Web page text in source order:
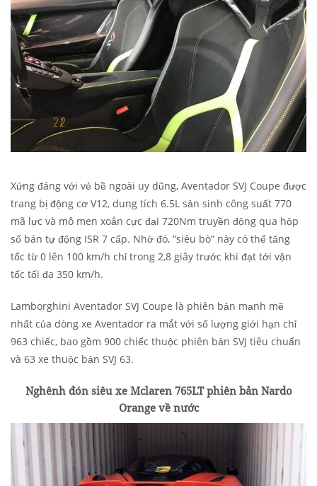
Xứng đáng với vẻ bề ngoài uy dũng, Aventador SVJ Coupe được
trang bị động cơ V12, dung tích 6.5L sản sinh công suất 770
mã lực và mô men xoắn cực đại 720Nm truyền động qua hộp
số bán tự động ISR 7 cấp. Nhờ đó, “siêu bò” này có thể tăng
tốc từ 0 lên 100 km/h chỉ trong 2,8 giây trước khi đạt tới vận
tốc tối đa 350 km/h.
Lamborghini Aventador SVJ Coupe là phiên bản mạnh mẽ
nhất của dòng xe Aventador ra mắt với số lượng giới hạn chỉ
963 chiếc, bao gồm 900 chiếc thuộc phiên bản SVJ tiêu chuẩn
và 63 xe thuộc bản SVJ 63.
Nghênh đón siêu xe Mclaren 765LT phiên bản Nardo
Orange về nước